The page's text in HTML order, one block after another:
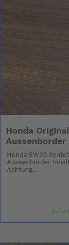
Honda
Aussenborder
Honda 5W30
Aussenborder
Achtung...